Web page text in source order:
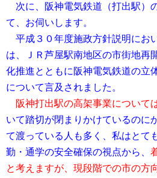
次に、阪神電気鉄道（打出駅）
て、お伺いします。
平成３０年度施政方針説明にお
は、ＪＲ芦屋駅南地区の市街地再
化推進とともに阪神電気鉄道の立
について言及されました。
阪神打出駅の高架事業について
いて踏切が閉まりかけているのに
て渡っている人も多く、私はとて
勤・通学の安全確保の視点から、
と考えますが、現段階での市の方